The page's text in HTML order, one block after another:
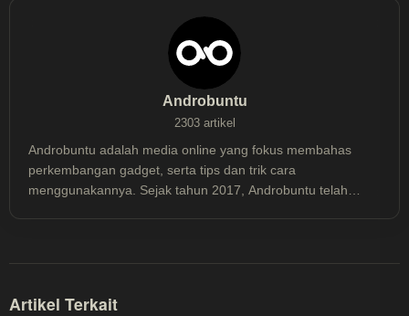
Androbuntu
2303 artikel
Androbuntu adalah media online yang fokus membahas
perkembangan gadget, serta tips dan trik cara
menggunakannya. Sejak tahun 2017, Androbuntu telah
Artikel Terkait